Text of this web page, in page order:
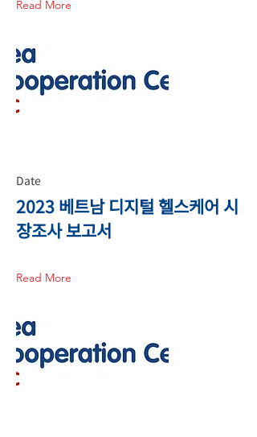
Read More
Date
2023 베트남 디지털 헬스케어 시
장조사 보고서
Read More